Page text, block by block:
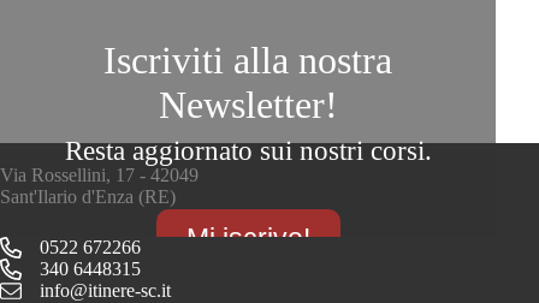
Iscriviti alla nostra
Newsletter!
Resta aggiornato sui nostri corsi.
Mi iscrivo!
Via Rossellini, 17 - 42049
Sant'Ilario d'Enza (RE)
0522 672266
340 6448315
info@itinere-sc.it